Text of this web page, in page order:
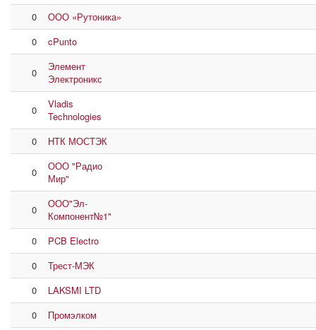
0
ООО «Рутоника»
0
cPunto
0
Элемент
Электроникс
0
Vladis
Technologies
0
НТК МОСТЭК
0
ООО "Радио
Мир"
0
ООО"Эл-
Компонент№1"
0
PCB Electro
0
Трест-МЭК
0
LAKSMI LTD
0
Промэлком